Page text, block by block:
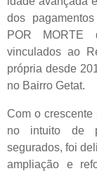
dos
POR MORTE
vinculados ao
própria desde
no Bairro Getat.
Com o
no intuito de
segurados, foi
ampliação e